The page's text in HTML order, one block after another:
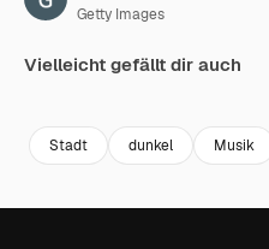
Getty Images
Vielleicht gefällt dir auch
Stadt dunkel Musik